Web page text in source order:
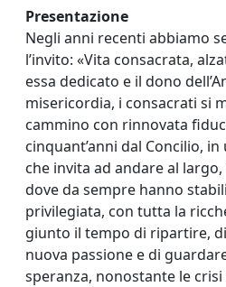
Presentazione
Negli anni recenti abbiamo
l’invito: «Vita consacrata,
essa dedicato e il dono
misericordia, i consacrati si
cammino con rinnovata
cinquant’anni dal Concilio,
che invita ad andare al
dove da sempre hanno
privilegiata, con tutta la
giunto il tempo di ripartire,
nuova passione e di
speranza, nonostante le